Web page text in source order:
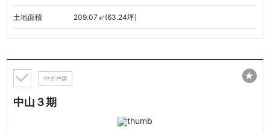
土地面積 209.07㎡(63.24坪)
中古戸建
中山３期
★